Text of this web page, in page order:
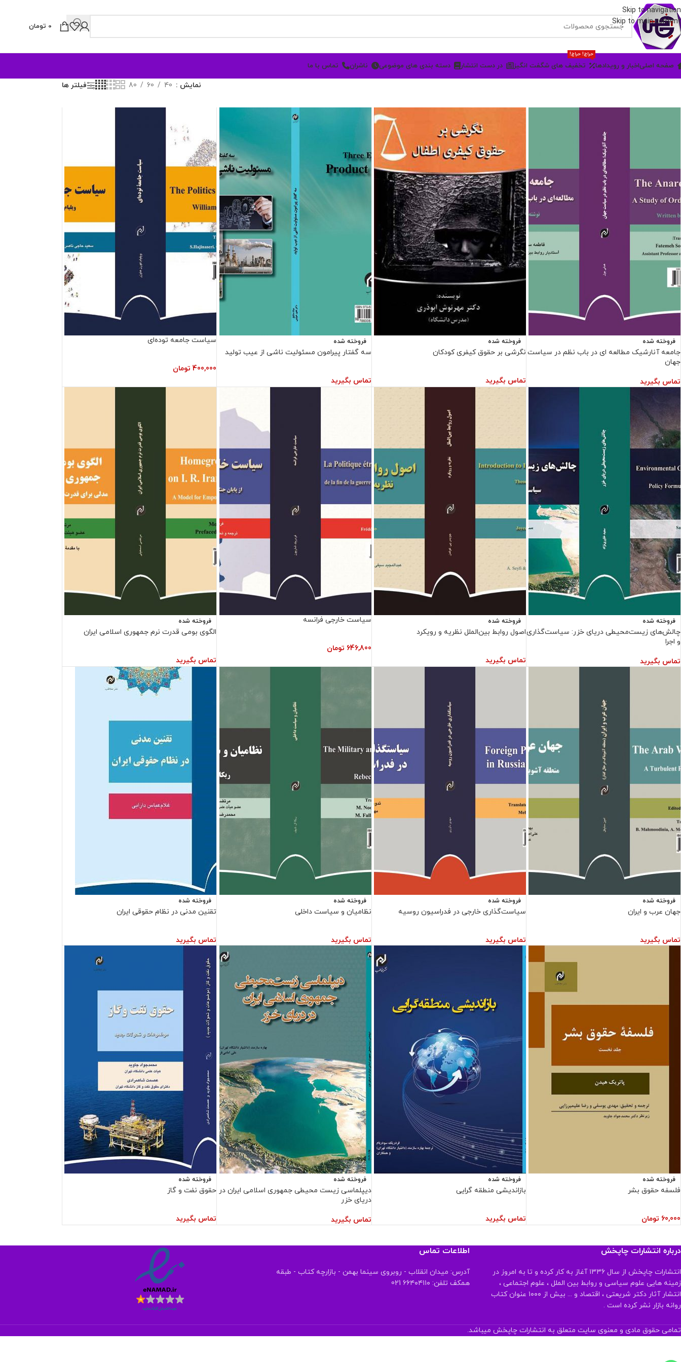
Skip to navigation
Skip to main content
0 تومان
صفحه اصلیاخبار و رویدادها تخفیف های شگفت انگیز
حراج! حراج!
در دست انتشار دسته بندی های موضوعی ناشران تماس با ما
نمایش 40
60
80 فیلتر ها
فروخته شده
جامعه آنارشیک مطالعه ای در باب نظم در سیاست
جهان
تماس بگیرید
فروخته شده
نگرشی بر حقوق کیفری کودکان
تماس بگیرید
فروخته شده
سه گفتار پیرامون مسئولیت ناشی از عیب تولید
تماس بگیرید
سیاست جامعه توده‌ای
400,000 تومان
فروخته شده
چالش‌های زیست‌محیطی دریای خزر: سیاست‌گذاری
و اجرا
تماس بگیرید
فروخته شده
اصول روابط بین‌الملل نظریه و رویکرد
تماس بگیرید
سیاست خارجی فرانسه
646,800 تومان
فروخته شده
الگوی بومی‌ قدرت نرم جمهوری اسلامی ایران
تماس بگیرید
فروخته شده
جهان عرب و ایران
تماس بگیرید
فروخته شده
سیاست‌گذاری خارجی در فدراسیون روسیه
تماس بگیرید
فروخته شده
نظامیان و سیاست داخلی
تماس بگیرید
فروخته شده
تقنین مدنی در نظام حقوقی ایران
تماس بگیرید
فروخته شده
فلسفه حقوق بشر
60,000 تومان
فروخته شده
بازاندیشی منطقه گرایی
تماس بگیرید
فروخته شده
دیپلماسی زیست محیطی جمهوری اسلامی ایران در
دریای خزر
تماس بگیرید
فروخته شده
حقوق نفت و گاز
تماس بگیرید
درباره انتشارات چاپخش
انتشارات چاپخش از سال ۱۳۳۶ آغاز به کار کرده و تا به امروز در
زمینه هایی علوم سیاسی و روابط بین الملل ، علوم اجتماعی ،
انتشار آثار دکتر شریعتی ، اقتصاد و ... بیش از ۱۰۰۰ عنوان کتاب
روانه بازار نشر کرده است .
اطلاعات تماس
آدرس: میدان انقلاب - روبروی سینما بهمن - بازارچه کتاب - طبقه
همکف تلفن: ۶۶۴۰۴۱۱۰ 021
تمامی حقوق مادی و معنوی سایت متعلق به انتشارات چاپخش میباشد.